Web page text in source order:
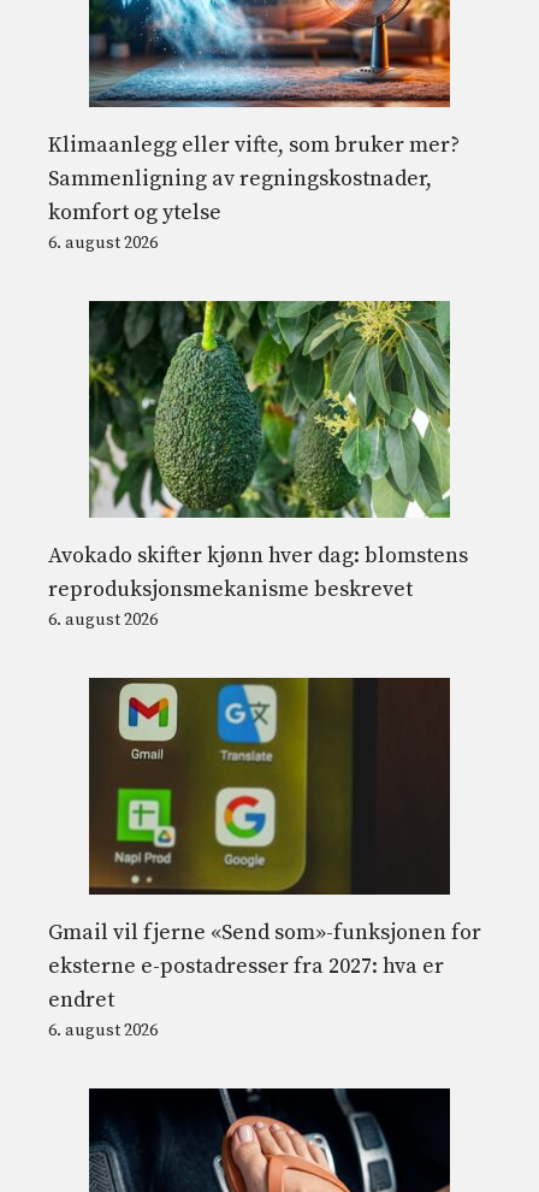
Klimaanlegg eller vifte, som bruker mer?
Sammenligning av regningskostnader,
komfort og ytelse
6. august 2026
Avokado skifter kjønn hver dag: blomstens
reproduksjonsmekanisme beskrevet
6. august 2026
Gmail vil fjerne «Send som»-funksjonen for
eksterne e-postadresser fra 2027: hva er
endret
6. august 2026